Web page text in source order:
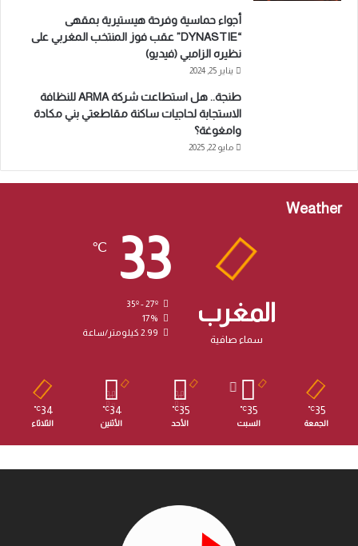
أجواء حماسية وفرحة هيستيرية بمقهى
“DYNASTIE” عقب فوز المنتخب المغربي على
نظيره الزامبي (فيديو)
يناير 25, 2024
طنجة.. هل استطاعت شركة ARMA للنظافة
الاستجابة لحاجيات ساكنة مقاطعتي بني مكادة
وامغوغة؟
مايو 22, 2025
Weather
المغرب
سماء صافية
33
℃
17%
2.99 كيلومتر/ساعة
35
℃
الجمعة
35
℃
السبت
35
℃
الأحد
34
℃
الأثنين
34
℃
الثلاثاء